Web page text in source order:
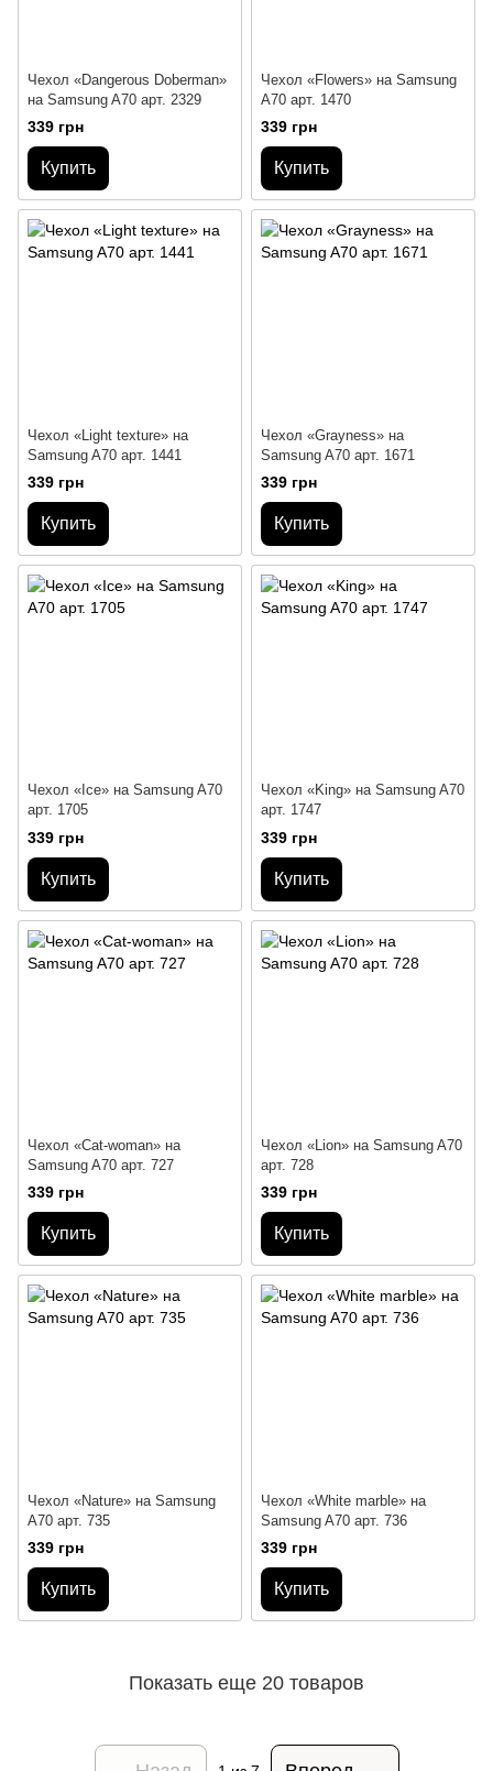
Чехол «Dangerous Doberman»
на Samsung A70 арт. 2329
339 грн
Купить
Чехол «Flowers» на Samsung
A70 арт. 1470
339 грн
Купить
Чехол «Light texture» на
Samsung A70 арт. 1441
339 грн
Купить
Чехол «Grayness» на
Samsung A70 арт. 1671
339 грн
Купить
Чехол «Ice» на Samsung A70
арт. 1705
339 грн
Купить
Чехол «King» на Samsung A70
арт. 1747
339 грн
Купить
Чехол «Cat-woman» на
Samsung A70 арт. 727
339 грн
Купить
Чехол «Lion» на Samsung A70
арт. 728
339 грн
Купить
Чехол «Nature» на Samsung
A70 арт. 735
339 грн
Купить
Чехол «White marble» на
Samsung A70 арт. 736
339 грн
Купить
Показать еще 20 товаров